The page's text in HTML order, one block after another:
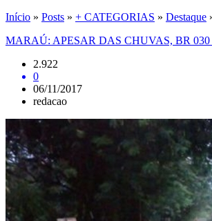
Início » Posts » + CATEGORIAS » Destaque
MARAÚ: APESAR DAS CHUVAS, BR
2.922
0
06/11/2017
redacao